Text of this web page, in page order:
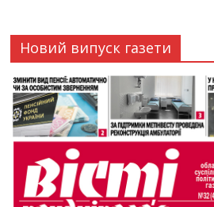
Новий випуск газети